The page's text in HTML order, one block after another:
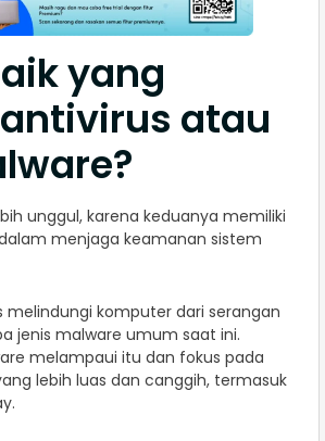
yang
atau
unggul, karena keduanya memiliki
menjaga keamanan sistem
melindungi komputer dari serangan
jenis malware umum saat ini.
melampaui itu dan fokus pada
lebih luas dan canggih, termasuk